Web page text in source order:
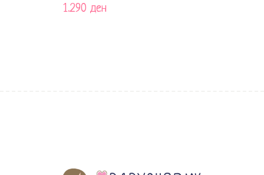
1.290 ден